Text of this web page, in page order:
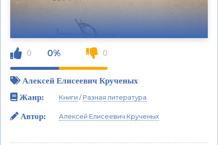
0 0% 0
Алексей Елисеевич Крученых
Жанр:
Книги /Разная литература
Автор: Алексей Елисеевич Крученых